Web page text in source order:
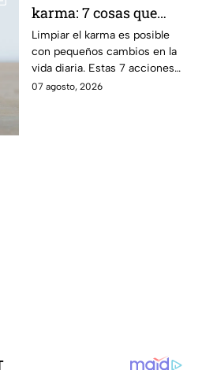
obstrucción de los poros y
prevenir la aparición de
arrugas tempranas.
karma: 7 cosas que
debes hacer desde
ahora
Limpiar el karma es posible
con pequeños cambios en la
vida diaria. Estas 7 acciones
pueden ayudarte a soltar lo
07 agosto, 2026